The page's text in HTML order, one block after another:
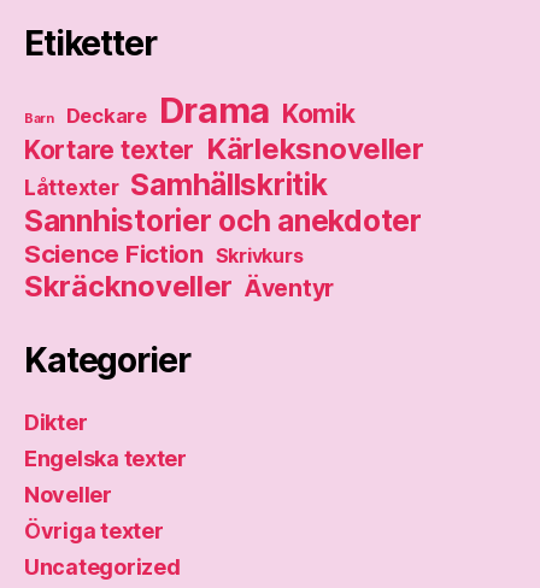
Etiketter
Barn Deckare Drama Komik
Kortare texter Kärleksnoveller
Låttexter Samhällskritik
Sannhistorier och anekdoter
Science Fiction Skrivkurs
Skräcknoveller Äventyr
Kategorier
Dikter
Engelska texter
Noveller
Övriga texter
Uncategorized